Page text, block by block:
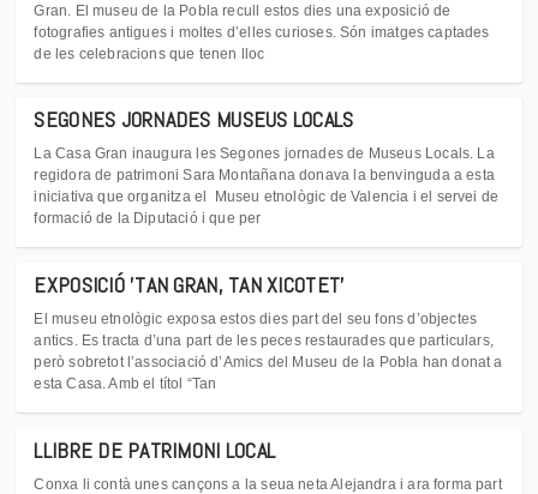
Gran. El museu de la Pobla recull estos dies una exposició de
fotografies antigues i moltes d’elles curioses. Són imatges captades
de les celebracions que tenen lloc
SEGONES JORNADES MUSEUS LOCALS
La Casa Gran inaugura les Segones jornades de Museus Locals. La
regidora de patrimoni Sara Montañana donava la benvinguda a esta
iniciativa que organitza el Museu etnològic de Valencia i el servei de
formació de la Diputació i que per
EXPOSICIÓ 'TAN GRAN, TAN XICOTET'
El museu etnològic exposa estos dies part del seu fons d’objectes
antics. Es tracta d’una part de les peces restaurades que particulars,
però sobretot l’associació d’Amics del Museu de la Pobla han donat a
esta Casa. Amb el títol “Tan
LLIBRE DE PATRIMONI LOCAL
Conxa li contà unes cançons a la seua neta Alejandra i ara forma part